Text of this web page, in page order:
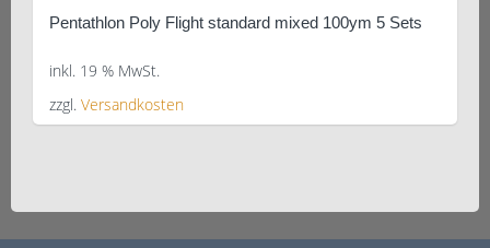
Pentathlon Poly Flight standard mixed 100ym 5 Sets
inkl. 19 % MwSt.
zzgl. Versandkosten